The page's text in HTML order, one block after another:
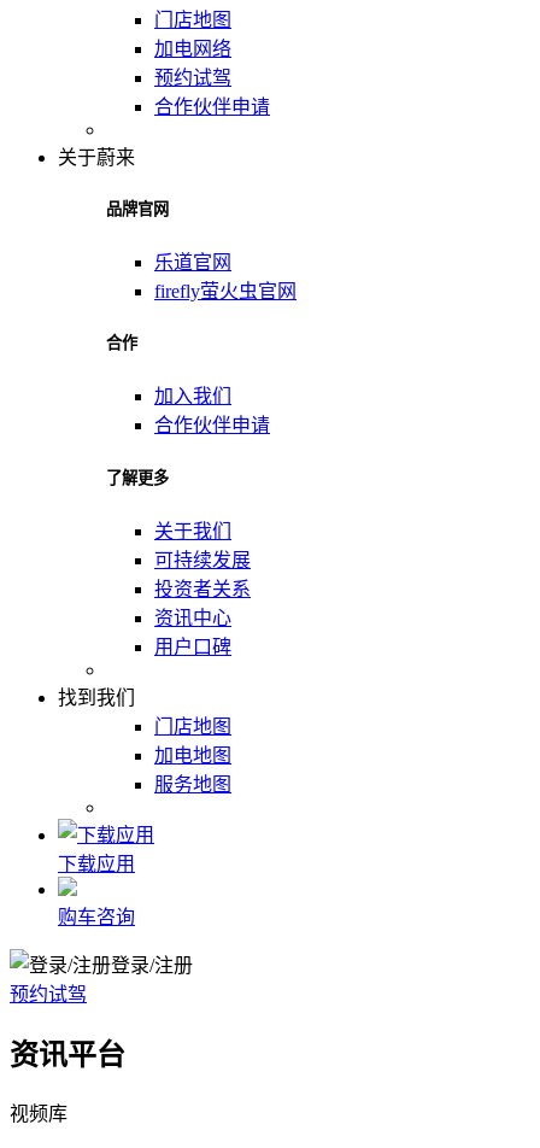
门店地图
加电网络
预约试驾
合作伙伴申请
关于蔚来
品牌官网
乐道官网
firefly萤火虫官网
合作
加入我们
合作伙伴申请
了解更多
关于我们
可持续发展
投资者关系
资讯中心
用户口碑
找到我们
门店地图
加电地图
服务地图
下载应用
购车咨询
登录/注册
预约试驾
资讯平台
视频库